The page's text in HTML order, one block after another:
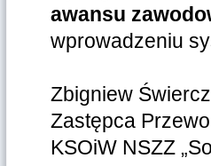
awansu
wprowadzeniu
Zbigniew
Zastępca
KSOiW NSZZ